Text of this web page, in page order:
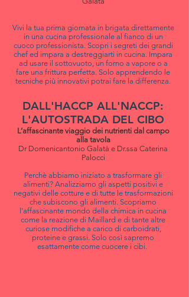
Vivi la tua prima giornata in brigata direttamente
in una cucina professionale al fianco di un
cuoco professionista. Scopri i segreti dei grandi
chef ed impara a destreggiarti in cucina. Impara
ad usare il sottovuoto, un forno a vapore o a
fare una frittura perfetta. Solo apprendendo le
tecniche più innovativi potrai fare la differenza.
DALL'HACCP ALL'NACCP:
L'AUTOSTRADA DEL CIBO
L’affascinante viaggio dei nutrienti dal campo
alla tavola
Dr Domenicantonio Galatà e Dr.ssa Caterina
Palocci
Perchè abbiamo iniziato a trasformare gli
alimenti? Analizziamo gli aspetti positivi e
negativi delle cotture e di tutte le trasformazioni
che subiscono gli alimenti. Scopriamo
l'affascinante mondo della chimica in cucina
come la reazione di Maillard e di tante altre
curiose modifiche a carico di carboidrati,
proteine e grassi. Solo così sapremo
esattamente come cuocere i cibi.